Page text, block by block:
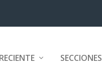
SECCIONES